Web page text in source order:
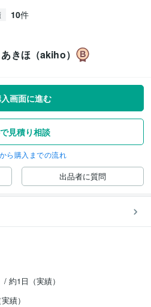
10件
きほ（akiho）
画面に進む
見積り相談
ら購入までの流れ
出品者に質問
約1日（実績）
績）